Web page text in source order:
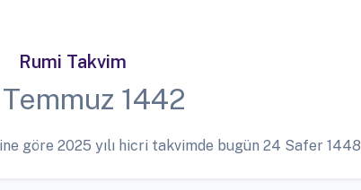
Rumi Takvim
1442
göre 2025 yılı hicri takvimde bugün 24 Safer 1448